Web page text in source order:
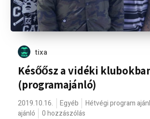
tixa
Későősz a vidéki
(programajánló)
2019.10.16. Egyéb Hétvégi program
ajánló
0 hozzászólás